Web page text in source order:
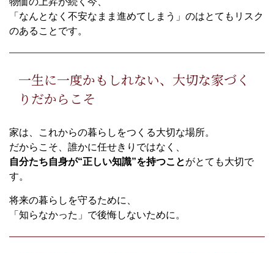
「なんとなく不安なまま進めてしまう」のはとてもリスク
のあることです。
一生に一度かもしれない、大切な家づく
りだからこそ
家は、これからの暮らしをつくる大切な場所。
だからこそ、誰かに任せきりではなく、
自分たち自身が“正しい知識”を持つことがとても大切で
す。
将来の暮らしを守るために、
「知らなかった」で後悔しないために。